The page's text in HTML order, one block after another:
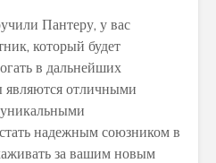
Пантеру, у вас
который будет
в дальнейших
отличными
надежным союзником в
за вашим новым